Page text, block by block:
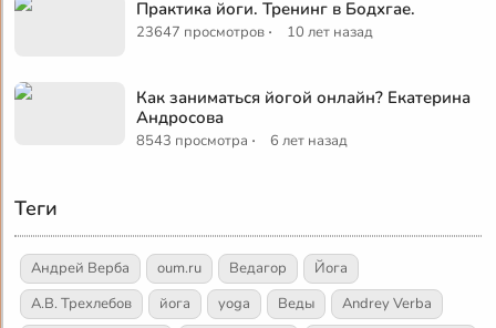
Практика йоги. Тренинг в Бодхгае.
23647 просмотров · 10 лет назад
Как заниматься йогой онлайн? Екатерина
Андросова
8543 просмотра · 6 лет назад
Теги
Андрей Верба oum.ru Ведагор
Йога
А.В. Трехлебов
йога yoga Веды
Andrey Verba